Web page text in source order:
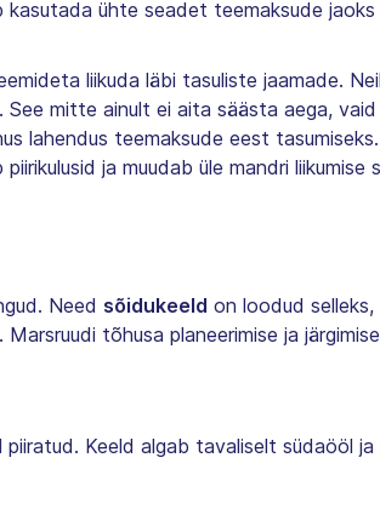
ühte seadet teemaksude jaoks
liikuda läbi tasuliste jaamade.
mitte ainult ei aita säästa aega,
lahendus teemaksude eest
ja muudab üle mandri liikumise
Need sõidukeeld on loodud selleks,
tõhusa planeerimise ja
Keeld algab tavaliselt südaööl ja